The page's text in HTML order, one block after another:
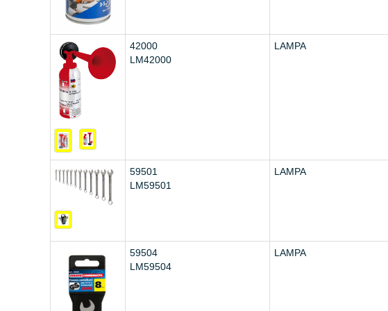
42000
LM42000
LAMPA
59501
LM59501
LAMPA
59504
LM59504
LAMPA